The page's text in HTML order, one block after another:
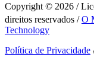
Copyright © 2026 /
direitos reservados /O
Technology
Política de Privacidade